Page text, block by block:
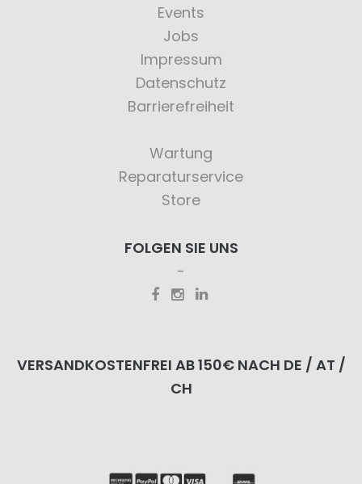
Events
Jobs
Impressum
Datenschutz
Barrierefreiheit
Wartung
Reparaturservice
Store
FOLGEN SIE UNS
VERSANDKOSTENFREI AB 150€ NACH DE / AT /
CH